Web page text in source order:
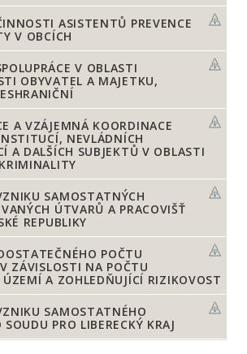
ASISTENTŮ PREVENCE
V OBCÍCH
V OBLASTI
OBYVATEL A MAJETKU,
A VZÁJEMNÁ KOORDINACE
NEVLÁDNÍCH
A DALŠÍCH SUBJEKTŮ V OBLASTI
SAMOSTATNÝCH
ÚTVARŮ A PRACOVIŠŤ
REPUBLIKY
POČTU
ZÁVISLOSTI NA POČTU
A ZOHLEDŇUJÍCÍ RIZIKOVOST
SAMOSTATNÉHO
SOUDU PRO LIBERECKÝ KRAJ